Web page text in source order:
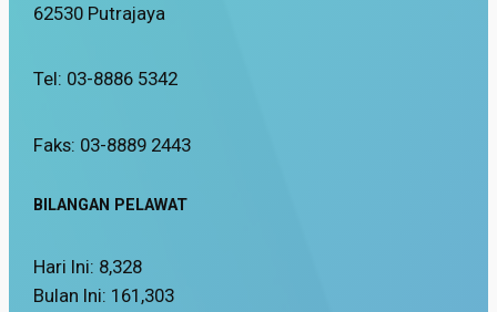
62530 Putrajaya
Tel: 03-8886 5342
Faks: 03-8889 2443
BILANGAN PELAWAT
Hari Ini: 8,328
Bulan Ini: 161,303